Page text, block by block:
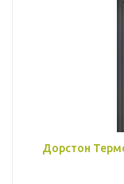
Дорстон